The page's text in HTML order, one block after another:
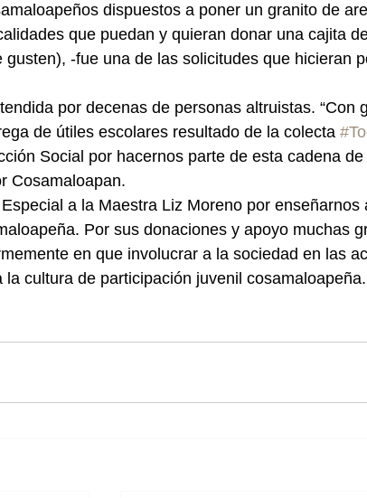
dispuestos a poner un granito de
que puedan y quieran donar una cajita
gusten), -fue una de las solicitudes que hicieran
por decenas de personas altruistas. “Con
de útiles escolares resultado de la colecta
Social por hacernos parte de esta cadena
Cosamaloapan.
a la Maestra Liz Moreno por
Por sus donaciones y apoyo muchas
en que involucrar a la sociedad en las
la cultura de participación juvenil cosamaloapeña.